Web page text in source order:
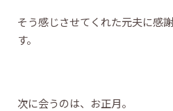
そう感じさせてくれた元夫に感
す。
次に会うのは、お正月。